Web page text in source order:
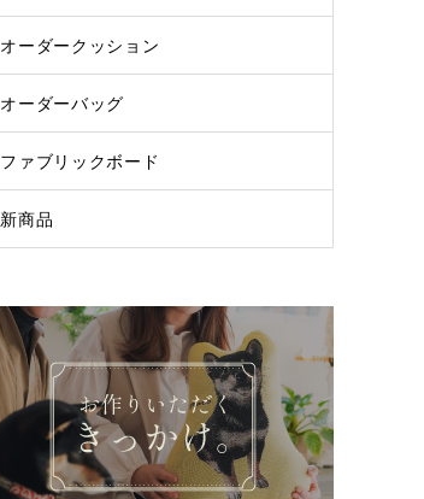
オーダークッション
オーダーバッグ
ファブリックボード
新商品